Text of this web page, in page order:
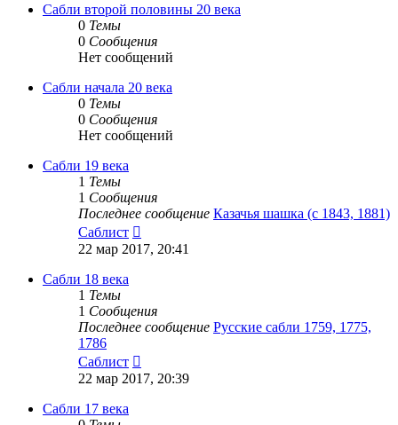
Сабли второй половины 20 века
0 Темы
0 Сообщения
Нет сообщений
Сабли начала 20 века
0 Темы
0 Сообщения
Нет сообщений
Сабли 19 века
1 Темы
1 Сообщения
Последнее сообщение Казачья шашка (с 1843, 1881)
Саблист
к
последнему
22 мар 2017, 20:41
Сабли 18 века
1 Темы
1 Сообщения
Последнее сообщение Русские сабли 1759, 1775,
1786
Саблист
к
последнему
22 мар 2017, 20:39
Сабли 17 века